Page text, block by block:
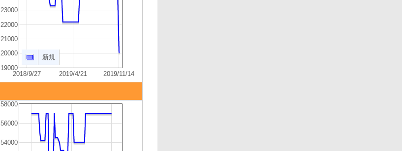
2018/9/27 2019/4/21 2019/11/14
19000
20000
21000
22000
23000
新規
54000
56000
58000